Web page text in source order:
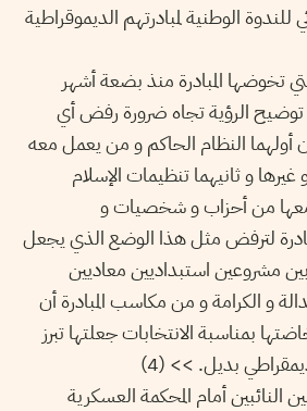
للندوة الوطنية لمبادرتهم الديموقراطية
تخوضها المبادرة منذ بضعة أشهر
الرؤية تجاه ضرورة رفض أي
أولهما النظام الحاكم و من يعمل معه
و ثانيهما تنظيمات الإسلام
من أحزاب و شخصيات و
لترفض مثل هذا الوضع الذي يجعل
مشروعين استبداديين معاديين
و الكرامة و من مكاسب المبادرة أن
بمناسبة الانتخابات جعلتها تبرز
بديل. >> (4)
النائبين أمام المحكمة العسكرية